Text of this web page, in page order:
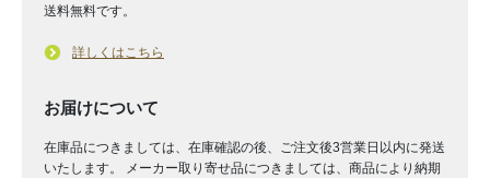
送料無料です。
詳しくはこちら
お届けについて
在庫品につきましては、在庫確認の後、ご注文後3営業日以内に発送
いたします。 メーカー取り寄せ品につきましては、商品により納期